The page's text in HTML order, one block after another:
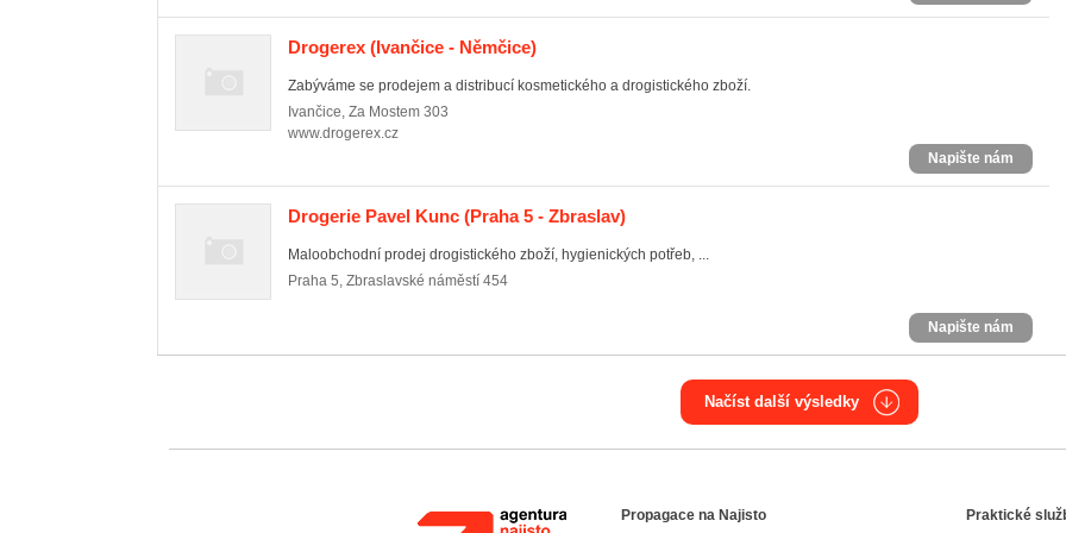
Drogerex (Ivančice - Němčice)
Zabýváme se prodejem a distribucí kosmetického a drogistického zboží.
Ivančice, Za Mostem 303
www.drogerex.cz
Napište nám
Drogerie Pavel Kunc (Praha 5 - Zbraslav)
Maloobchodní prodej drogistického zboží, hygienických potřeb, ...
Praha 5, Zbraslavské náměstí 454
Napište nám
Načíst další výsledky
Agentura NajistoPropagace na Najisto Praktické